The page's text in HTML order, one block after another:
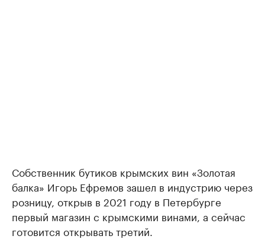
Собственник бутиков крымских вин «Золотая
балка» Игорь Ефремов зашел в индустрию через
розницу, открыв в 2021 году в Петербурге
первый магазин с крымскими винами, а сейчас
готовится открывать третий.